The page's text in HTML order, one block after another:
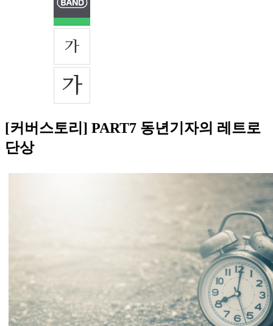
[커버스토리] PART7 동년기자의 레트로
단상